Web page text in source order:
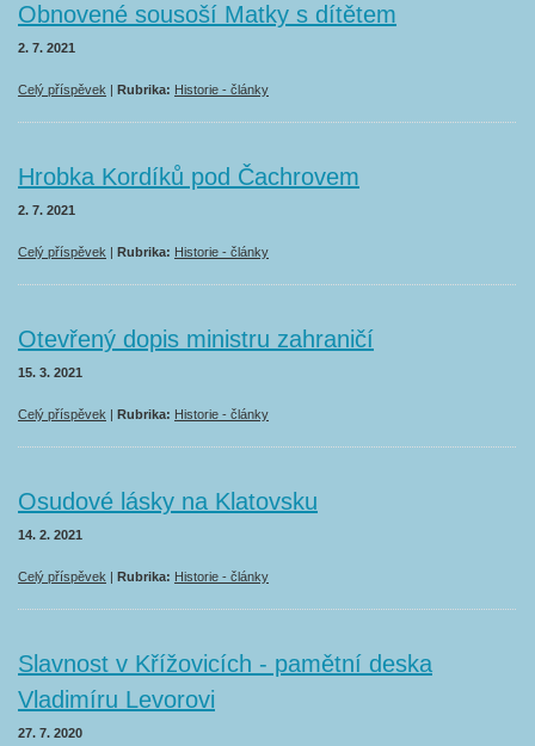
Obnovené sousoší Matky s dítětem
2. 7. 2021
Celý příspěvek | Rubrika: Historie - články
Hrobka Kordíků pod Čachrovem
2. 7. 2021
Celý příspěvek | Rubrika: Historie - články
Otevřený dopis ministru zahraničí
15. 3. 2021
Celý příspěvek | Rubrika: Historie - články
Osudové lásky na Klatovsku
14. 2. 2021
Celý příspěvek | Rubrika: Historie - články
Slavnost v Křížovicích - pamětní deska
Vladimíru Levorovi
27. 7. 2020